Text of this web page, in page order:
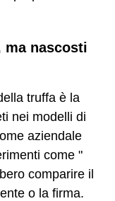
ma nascosti
truffa è la
nei modelli di
aziendale
come "
comparire il
o la firma.